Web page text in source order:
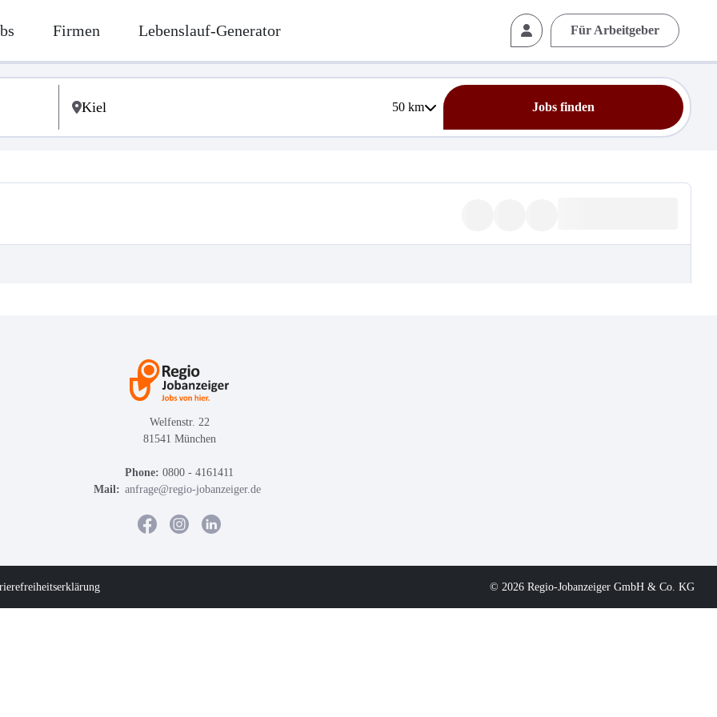
Firmen Lebenslauf-Generator Für Arbeitgeber
50km Jobs finden
Welfenstr. 22
81541 München
Phone: 0800 - 4161411
Mail: anfrage@regio-jobanzeiger.de
© 2026 Regio-Jobanzeiger GmbH & Co. KG